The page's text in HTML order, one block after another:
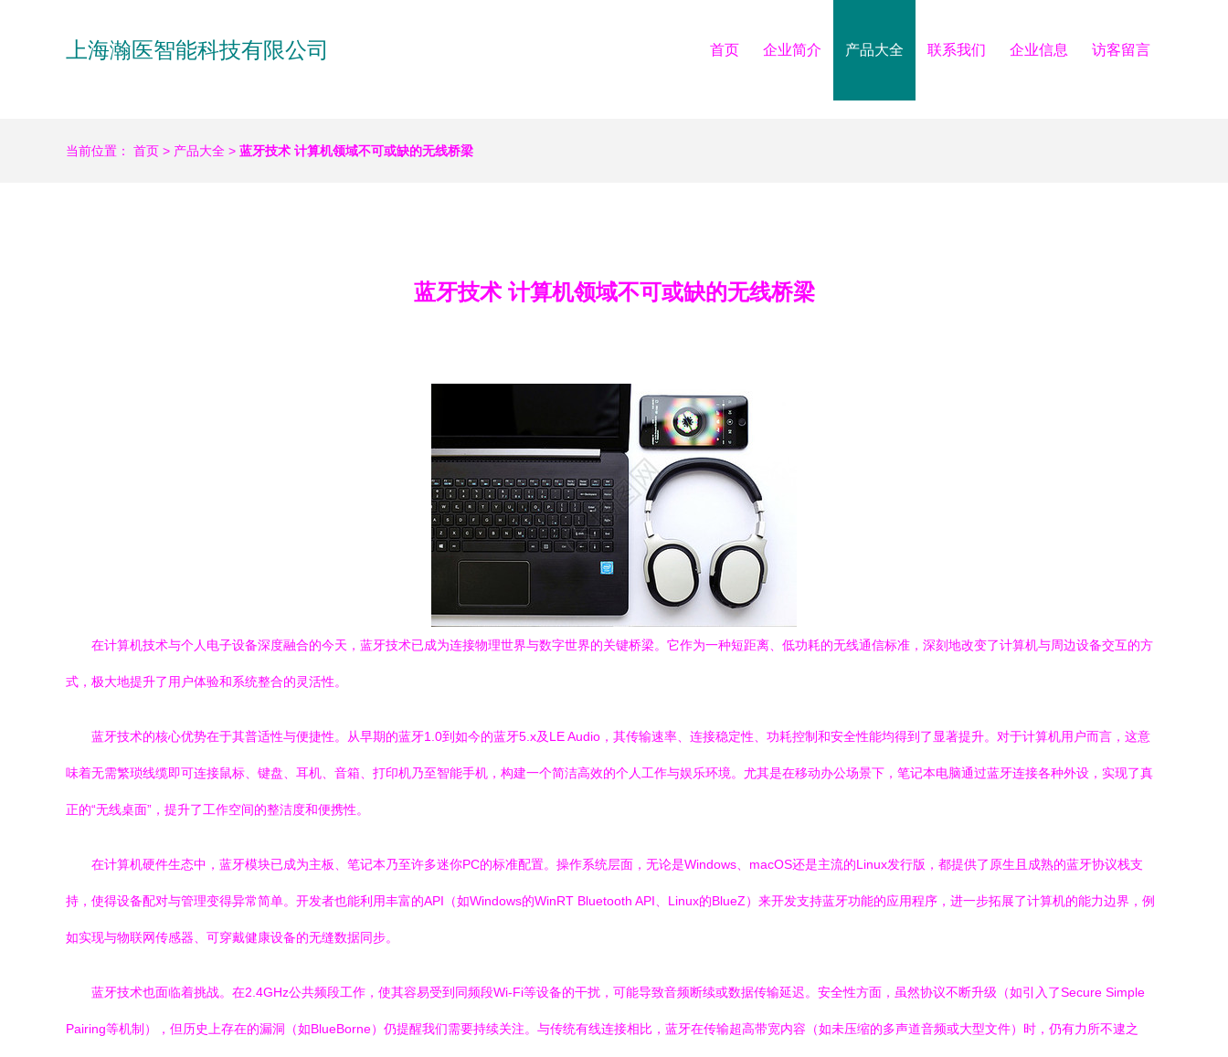
上海瀚医智能科技有限公司 首页 企业简介 产品大全 联系我们 企业信息 访客留言
当前位置： 首页 > 产品大全 > 蓝牙技术 计算机领域不可或缺的无线桥梁
蓝牙技术 计算机领域不可或缺的无线桥梁
在计算机技术与个人电子设备深度融合的今天，蓝牙技术已成为连接物理世界与数字世界的关键桥梁。它作为一种短距离、低功耗的无线通信标准，深刻地改变了计算机与周边设备交互的方
式，极大地提升了用户体验和系统整合的灵活性。
蓝牙技术的核心优势在于其普适性与便捷性。从早期的蓝牙1.0到如今的蓝牙5.x及LE Audio，其传输速率、连接稳定性、功耗控制和安全性能均得到了显著提升。对于计算机用户而言，这意
味着无需繁琐线缆即可连接鼠标、键盘、耳机、音箱、打印机乃至智能手机，构建一个简洁高效的个人工作与娱乐环境。尤其是在移动办公场景下，笔记本电脑通过蓝牙连接各种外设，实现了真
正的“无线桌面”，提升了工作空间的整洁度和便携性。
在计算机硬件生态中，蓝牙模块已成为主板、笔记本乃至许多迷你PC的标准配置。操作系统层面，无论是Windows、macOS还是主流的Linux发行版，都提供了原生且成熟的蓝牙协议栈支
持，使得设备配对与管理变得异常简单。开发者也能利用丰富的API（如Windows的WinRT Bluetooth API、Linux的BlueZ）来开发支持蓝牙功能的应用程序，进一步拓展了计算机的能力边界，例
如实现与物联网传感器、可穿戴健康设备的无缝数据同步。
蓝牙技术也面临着挑战。在2.4GHz公共频段工作，使其容易受到同频段Wi-Fi等设备的干扰，可能导致音频断续或数据传输延迟。安全性方面，虽然协议不断升级（如引入了Secure Simple
Pairing等机制），但历史上存在的漏洞（如BlueBorne）仍提醒我们需要持续关注。与传统有线连接相比，蓝牙在传输超高带宽内容（如未压缩的多声道音频或大型文件）时，仍有力所不逮之